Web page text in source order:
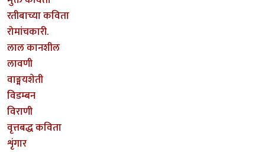
रतीबाच्या कविता
रोमांचकारी.
लाल कानशील
लावणी
वाङ्मयशेती
विडम्बन
विराणी
वृत्तबद्ध कविता
शृंगार